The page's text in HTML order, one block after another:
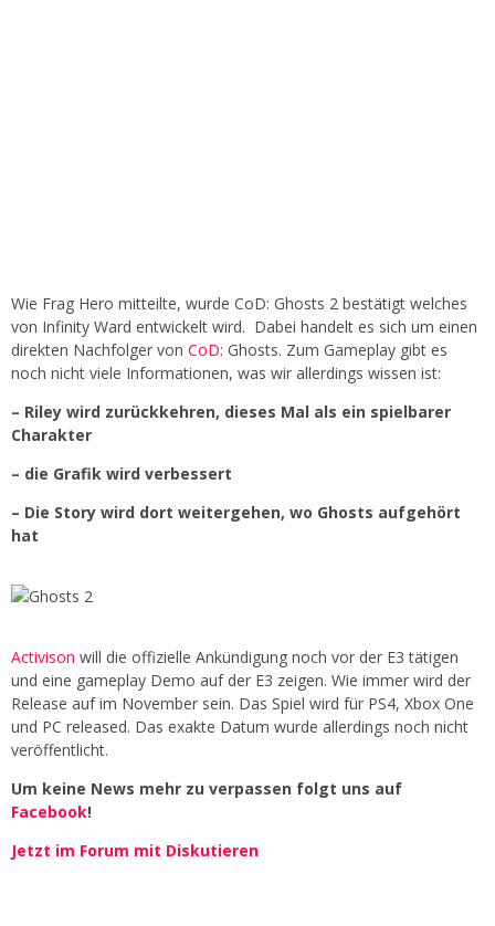
Wie Frag Hero mitteilte, wurde CoD: Ghosts 2 bestätigt welches
von Infinity Ward entwickelt wird. Dabei handelt es sich um einen
direkten Nachfolger von CoD: Ghosts. Zum Gameplay gibt es
noch nicht viele Informationen, was wir allerdings wissen ist:
– Riley wird zurückkehren, dieses Mal als ein spielbarer
Charakter
– die Grafik wird verbessert
– Die Story wird dort weitergehen, wo Ghosts aufgehört
hat
Activison will die offizielle Ankündigung noch vor der E3 tätigen
und eine gameplay Demo auf der E3 zeigen. Wie immer wird der
Release auf im November sein. Das Spiel wird für PS4, Xbox One
und PC released. Das exakte Datum wurde allerdings noch nicht
veröffentlicht.
Um keine News mehr zu verpassen folgt uns auf
Facebook!
Jetzt im Forum mit Diskutieren